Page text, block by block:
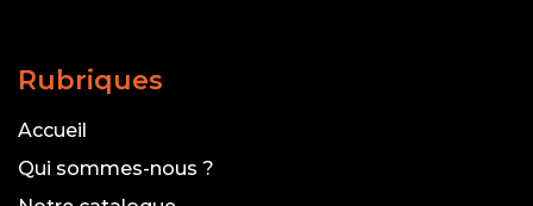
Rubriques
Accueil
Qui sommes-nous ?